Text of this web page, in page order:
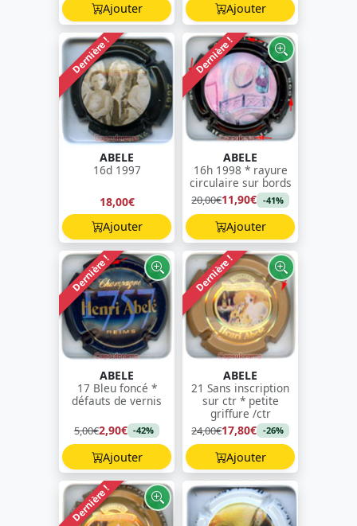
Ajouter Ajouter
Dernière !
ABELE
16d 1997
18,00€
Ajouter
Dernière !
ABELE
16h 1998 * rayure
circulaire sur bords
20,00€11,90€ -41%
Ajouter
Dernière !
ABELE
17 Bleu foncé *
défauts de vernis
5,00€2,90€ -42%
Ajouter
Dernière !
ABELE
21 Sans inscription
sur ctr * petite
griffure /ctr
24,00€17,80€ -26%
Ajouter
Dernière !